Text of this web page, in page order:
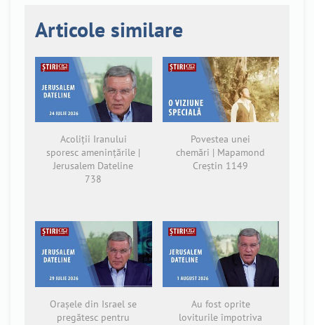
Articole similare
Acoliții Iranului
sporesc amenințările |
Jerusalem Dateline
738
Povestea unei
chemări | Mapamond
Creștin 1149
Orașele din Israel se
pregătesc pentru
Au fost oprite
loviturile împotriva